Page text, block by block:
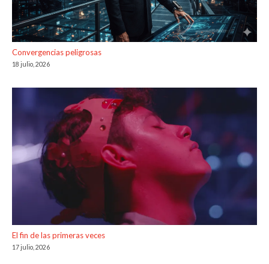
Convergencias peligrosas
18 julio, 2026
El fin de las primeras veces
17 julio, 2026